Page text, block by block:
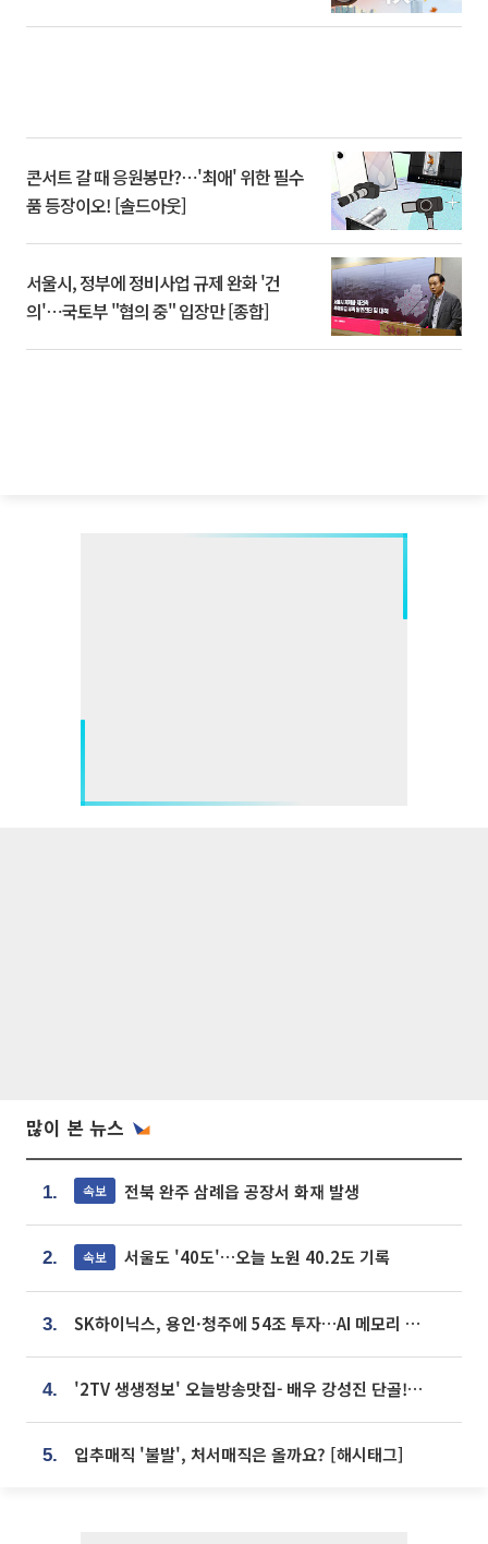
콘서트 갈 때 응원봉만?⋯'최애' 위한 필수
품 등장이오! [솔드아웃]
서울시, 정부에 정비사업 규제 완화 '건
의'⋯국토부 "협의 중" 입장만 [종합]
많이 본 뉴스
1. 속보 전북 완주 삼례읍 공장서 화재 발생
2. 속보 서울도 '40도'…오늘 노원 40.2도 기록
3. SK하이닉스, 용인·청주에 54조 투자…AI 메모리 생산기지 키운다
4. '2TV 생생정보' 오늘방송맛집- 배우 강성진 단골! 쌀국수ㆍ푸팟퐁 커리 맛집 '블○○○'
5. 입추매직 '불발', 처서매직은 올까요? [해시태그]